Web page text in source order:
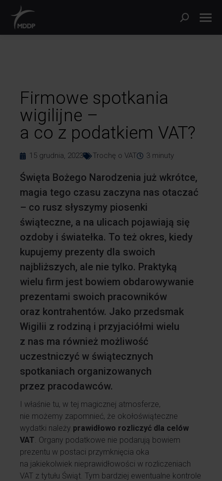
Firmowe spotkania
wigilijne –
a co z podatkiem VAT?
15 grudnia, 2023 Trochę o VAT 3 minuty
Święta Bożego Narodzenia już wkrótce,
magia tego czasu zaczyna nas otaczać
– co rusz słyszymy piosenki
świąteczne, a na ulicach pojawiają się
ozdoby i światełka. To też okres, kiedy
kupujemy prezenty dla swoich
najbliższych, ale nie tylko. Praktyką
wielu firm jest bowiem obdarowywanie
prezentami swoich pracowników
oraz kontrahentów. Jako przedsmak
Wigilii z rodziną i przyjaciółmi wielu
z nas ma również możliwość
uczestniczyć w świątecznych
spotkaniach organizowanych
przez pracodawców.
I właśnie tu, w tej magicznej atmosferze,
nie możemy zapomnieć, że okołoświąteczne
wydatki należy prawidłowo rozliczyć dla celów
VAT. Organy podatkowe nie podarują bowiem
prezentu w postaci przymknięcia oka
na jakiekolwiek nieprawidłowości w rozliczeniach
VAT z tytułu Świąt. Tym bardziej ewentualne kontrole